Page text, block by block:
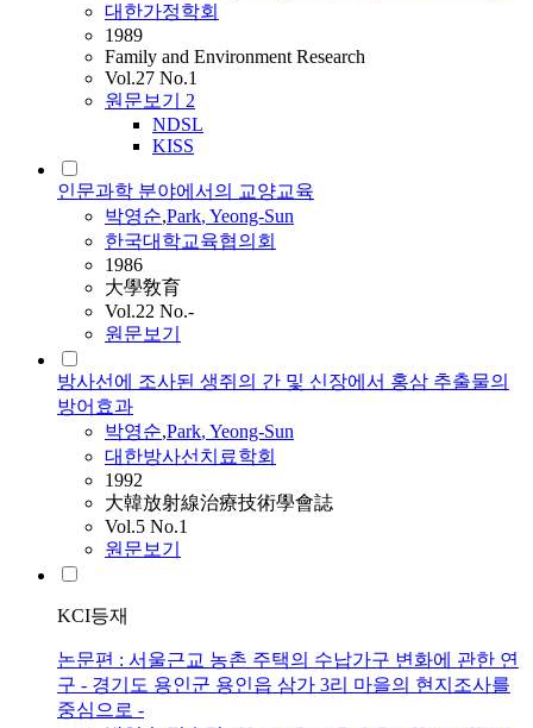
대한가정학회
1989
Family and Environment Research
Vol.27 No.1
원문보기 2
NDSL
KISS
인문과학 분야에서의 교양교육
박영순,Park, Yeong-Sun
한국대학교육협의회
1986
大學敎育
Vol.22 No.-
원문보기
방사선에 조사된 생쥐의 간 및 신장에서 홍삼 추출물의
방어효과
박영순,Park, Yeong-Sun
대한방사선치료학회
1992
大韓放射線治療技術學會誌
Vol.5 No.1
원문보기
KCI등재
논문편 : 서울근교 농촌 주택의 수납가구 변화에 관한 연
구 - 경기도 용인군 용인읍 삼가 3리 마을의 현지조사를
중심으로 -